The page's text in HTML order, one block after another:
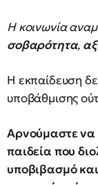
Η κοινωνία
σοβαρότητα,
Η εκπαίδευση
υποβάθμισης
Αρνούμαστε να
παιδεία που
υποβιβασμό